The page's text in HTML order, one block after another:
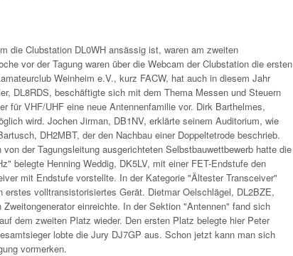
die Clubstation DL0WH ansässig ist, waren am zweiten
vor der Tagung waren über die Webcam der Clubstation die ersten
Weinheim e.V., kurz FACW, hat auch in diesem Jahr
DL8RDS, beschäftigte sich mit dem Thema Messen und Steuern
für VHF/UHF eine neue Antennenfamilie vor. Dirk Barthelmes,
wird. Jochen Jirman, DB1NV, erklärte seinem Auditorium, wie
DH2MBT, der den Nachbau einer Doppeltetrode beschrieb.
der Tagungsleitung ausgerichteten Selbstbauwettbewerb hatte die
belegte Henning Weddig, DK5LV, mit einer FET-Endstufe den
mit Endstufe vorstellte. In der Kategorie "Ältester Transceiver"
volltransistorisiertes Gerät. Dietmar Oelschlägel, DL2BZE,
einreichte. In der Sektion "Antennen" fand sich
dem zweiten Platz wieder. Den ersten Platz belegte hier Peter
lobte die Jury DJ7GP aus. Schon jetzt kann man sich
vormerken.